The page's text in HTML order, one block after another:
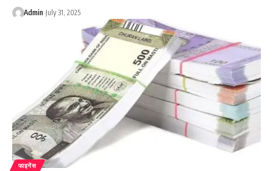
Admin July 31, 2025
फाइनेंस